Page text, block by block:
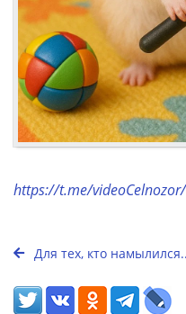
https://t.me/
Для тех, кто